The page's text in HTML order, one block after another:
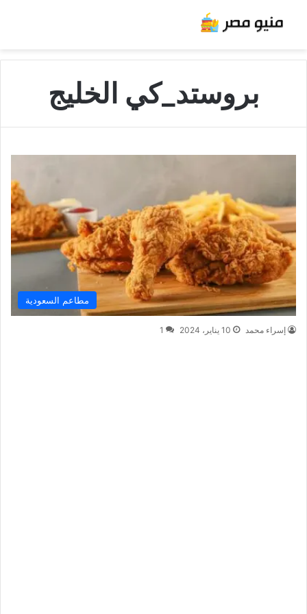
بروستد_كي الخليج
مطاعم السعودية
إسراء محمد 10 يناير، 2024 1